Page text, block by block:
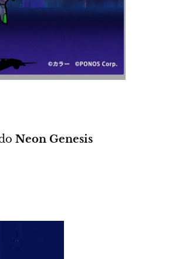
Neon Genesis